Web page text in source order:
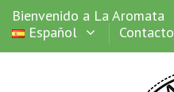
Bienvenido a La Aromata
Español
Contacto